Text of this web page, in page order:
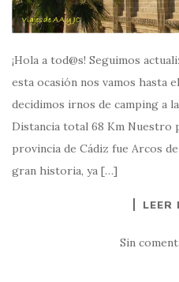
¡Hola a tod@s! Seguimos
esta ocasión nos vamos hasta
decidimos irnos de camping a
Distancia total 68 Km Nuestro
provincia de Cádiz fue Arcos
gran historia, ya […]
LEER
Sin